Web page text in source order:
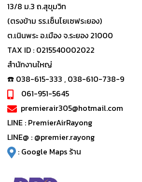
13/8 ม.3 ถ.สุขุมวิท
(ตรงข้าม รร.เซ็นโยเซฟระยอง)
ต.เนินพระ อ.เมือง จ.ระยอง 21000
TAX ID : 0215540002022
สำนักงานใหญ่
☎️ 038-615-333 , 038-610-738-9
061-951-5645
premierair305@hotmail.com
LINE : PremierAirRayong
LINE@ : @premier.rayong
: Google Maps ร้าน